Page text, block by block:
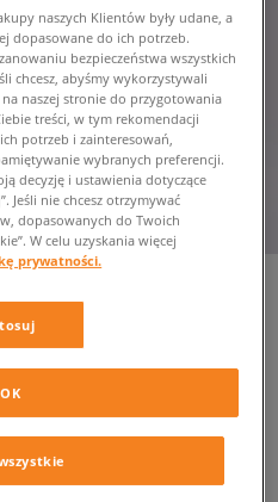
naszych Klientów były udane, a
dopasowane do ich potrzeb.
bezpieczeństwa wszystkich
chcesz, abyśmy wykorzystywali
naszej stronie do przygotowania
treści, w tym rekomendacji
potrzeb i zainteresowań,
wybranych preferencji.
decyzję i ustawienia dotyczące
Jeśli nie chcesz otrzymywać
dopasowanych do Twoich
W celu uzyskania więcej
prywatności.
OK